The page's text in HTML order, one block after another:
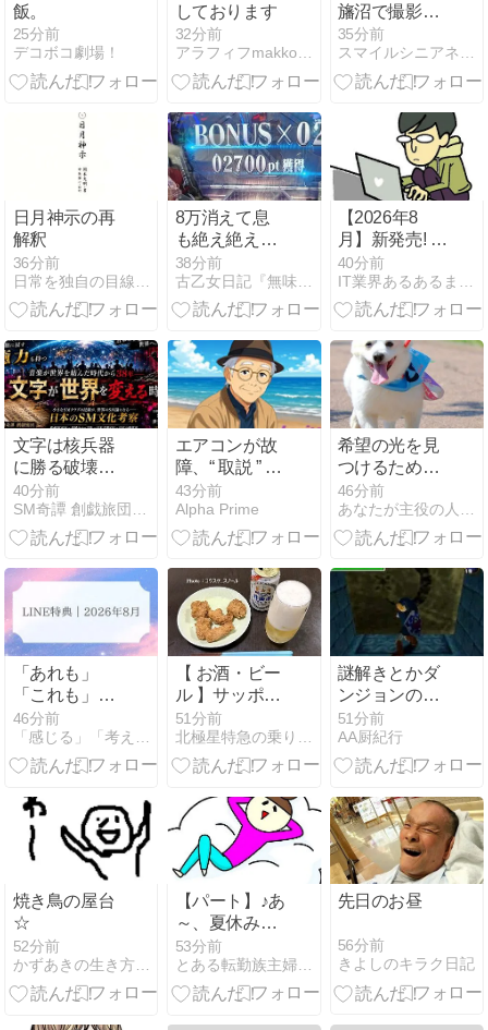
飯。
25分前
デコボコ劇場！
しております
32分前
アラフィフmakkoのこんな毎日
旛沼で撮影し
た、桃色ペリ
カンをアップ
しました。
35分前
スマイルシニアネット倶楽部
日月神示の再
解釈
36分前
8万消えて息
も絶え絶え～
駐輪場の謎の
女と脳バグパ
チンカス
38分前
【2026年8
月】新発売! セ
ブンイレブン
の注目新商品
スイーツ5選
40分前
文字は核兵器
に勝る破壊力
を持ちながら
全世界を平和
に戻す治癒力
譚 創戯旅団 第
３５３夜）
40分前
エアコンが故
障、“ 取説 ” 片
手にスマホで
設定
43分前
Alpha Prime
希望の光を見
つけるための
10の朝の儀式
46分前
「あれも」
「これも」で
頭がいっぱい
になった時に
｜8月LINE特
46分前
【 お酒・ビー
ル 】サッポロ
ビール、ファ
ミリーマート
限定復刻「北
ル」を買って
飲みました！
51分前
謎解きとかダ
ンジョンのギ
ミックが面白
いと思ったゲ
ームある？
51分前
AA厨紀行
焼き鳥の屋台
☆
52分前
かずあきの生き方不器用な そんな男の日常☆
【パート】♪あ
～、夏休みぃ
～
53分前
とある転勤族主婦の日常（仮）
先日のお昼
56分前
きよしのキラク日記